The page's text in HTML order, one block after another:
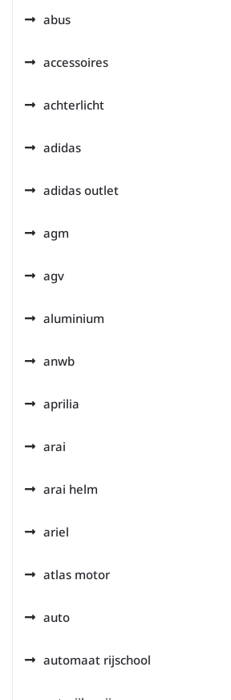
abus
accessoires
achterlicht
adidas
adidas outlet
agm
agv
aluminium
anwb
aprilia
arai
arai helm
ariel
atlas motor
auto
automaat rijschool